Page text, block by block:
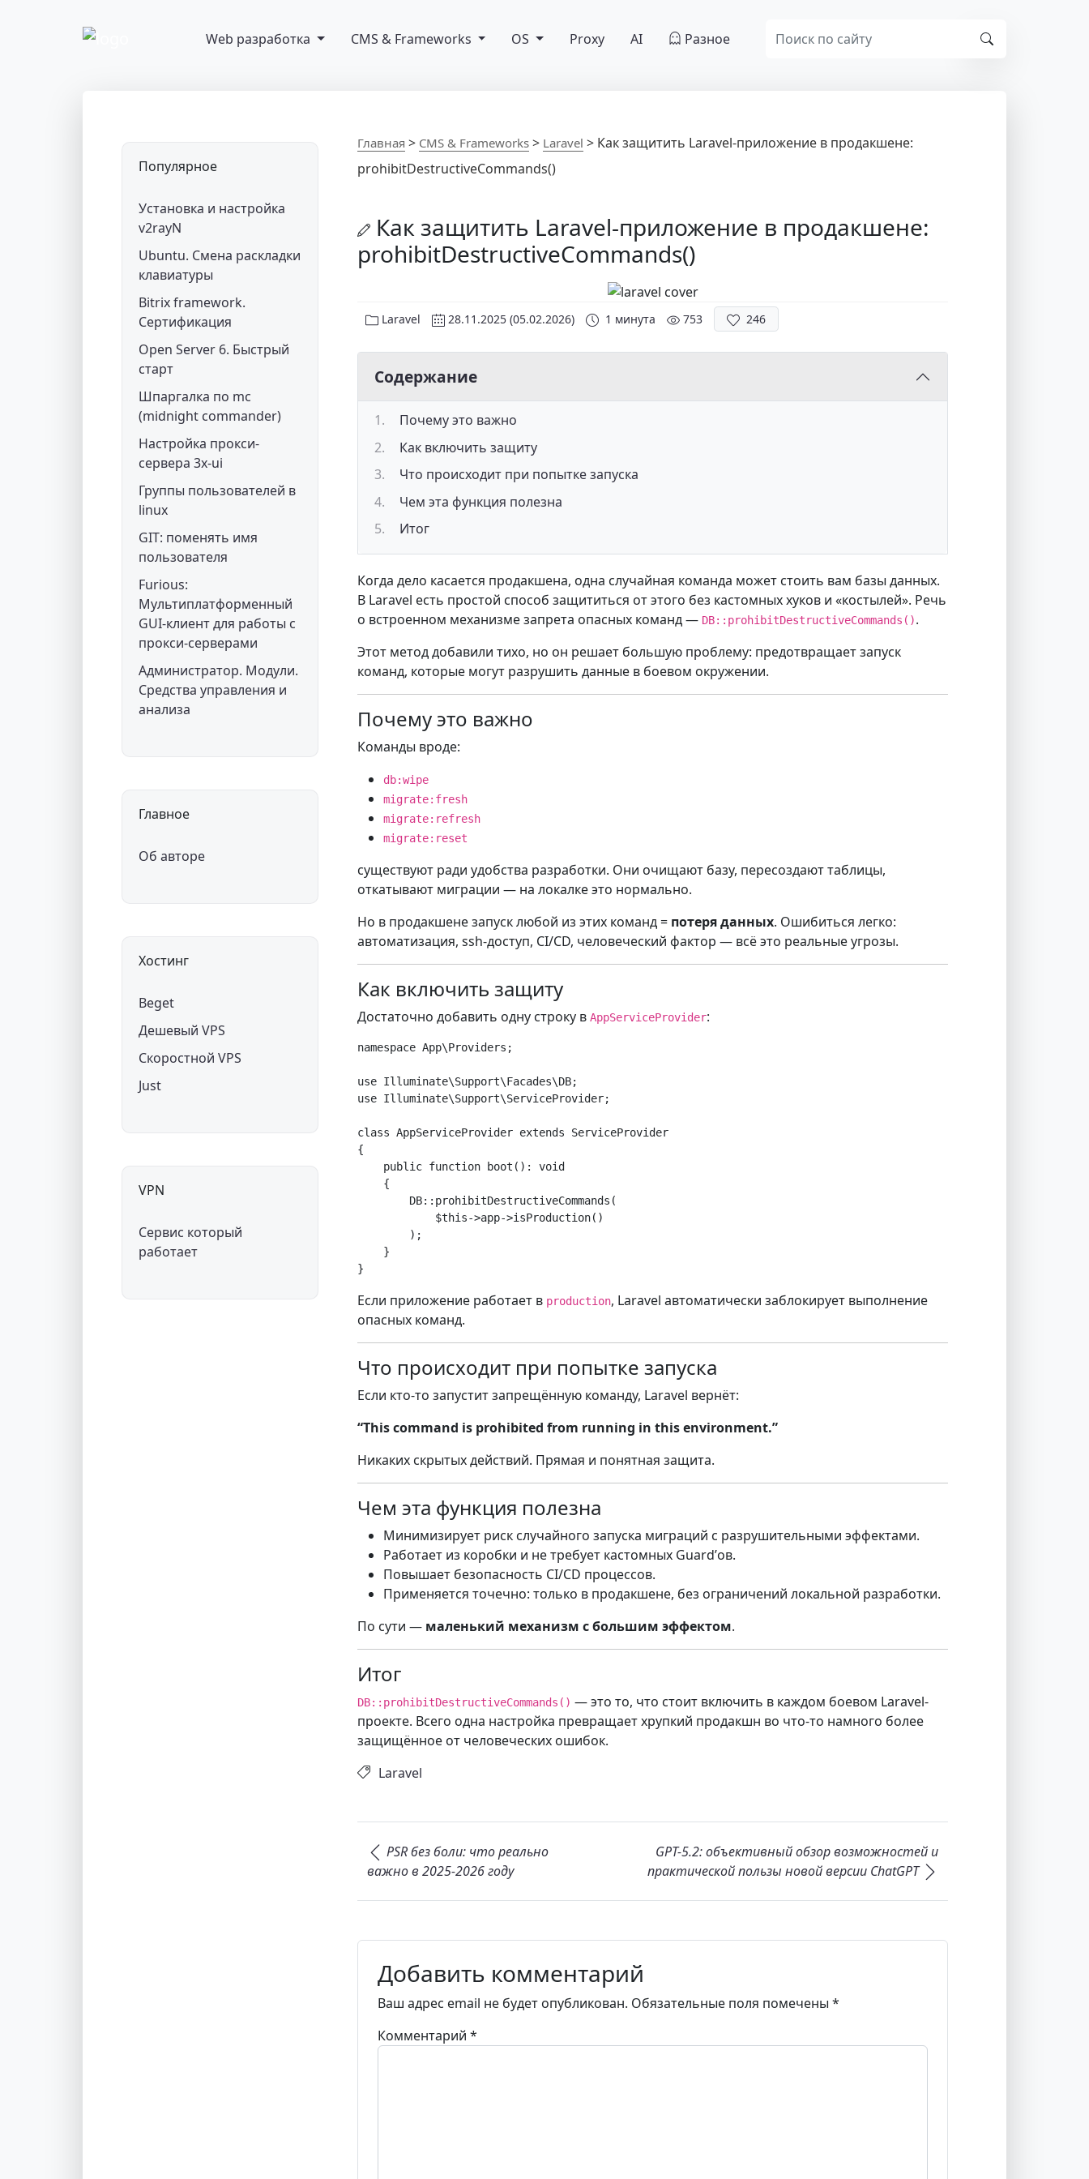
Web разработка CMS & Frameworks OS Proxy AI Разное
Популярное
Установка и настройка
v2rayN
Ubuntu. Смена раскладки
клавиатуры
Bitrix framework.
Сертификация
Open Server 6. Быстрый
старт
Шпаргалка по mc
(midnight commander)
Настройка прокси-
сервера 3x-ui
Группы пользователей в
linux
GIT: поменять имя
пользователя
Furious:
Мультиплатформенный
GUI-клиент для работы с
прокси-серверами
Администратор. Модули.
Средства управления и
анализа
Главное
Об авторе
Хостинг
Beget
Дешевый VPS
Скоростной VPS
Just
VPN
Сервис который
работает
Главная > CMS & Frameworks > Laravel > Как защитить Laravel-приложение в продакшене:
prohibitDestructiveCommands()
Как защитить Laravel-приложение в продакшене:
prohibitDestructiveCommands()
Laravel 28.11.2025 (05.02.2026) 1 минута 753 246
Содержание
Почему это важно
Как включить защиту
Что происходит при попытке запуска
Чем эта функция полезна
Итог
Когда дело касается продакшена, одна случайная команда может стоить вам базы данных.
В Laravel есть простой способ защититься от этого без кастомных хуков и «костылей». Речь
о встроенном механизме запрета опасных команд — DB::prohibitDestructiveCommands().
Этот метод добавили тихо, но он решает большую проблему: предотвращает запуск
команд, которые могут разрушить данные в боевом окружении.
Почему это важно
Команды вроде:
db:wipe
migrate:fresh
migrate:refresh
migrate:reset
существуют ради удобства разработки. Они очищают базу, пересоздают таблицы,
откатывают миграции — на локалке это нормально.
Но в продакшене запуск любой из этих команд = потеря данных. Ошибиться легко:
автоматизация, ssh-доступ, CI/CD, человеческий фактор — всё это реальные угрозы.
Как включить защиту
Достаточно добавить одну строку в AppServiceProvider:
namespace App\Providers;
use Illuminate\Support\Facades\DB;
use Illuminate\Support\ServiceProvider;
class AppServiceProvider extends ServiceProvider
{
    public function boot(): void
    {
        DB::prohibitDestructiveCommands(
            $this->app->isProduction()
        );
    }
Если приложение работает в production, Laravel автоматически заблокирует выполнение
опасных команд.
Что происходит при попытке запуска
Если кто-то запустит запрещённую команду, Laravel вернёт:
“This command is prohibited from running in this environment.”
Никаких скрытых действий. Прямая и понятная защита.
Чем эта функция полезна
Минимизирует риск случайного запуска миграций с разрушительными эффектами.
Работает из коробки и не требует кастомных Guard’ов.
Повышает безопасность CI/CD процессов.
Применяется точечно: только в продакшене, без ограничений локальной разработки.
По сути — маленький механизм с большим эффектом.
Итог
DB::prohibitDestructiveCommands() — это то, что стоит включить в каждом боевом Laravel-
проекте. Всего одна настройка превращает хрупкий продакшн во что-то намного более
защищённое от человеческих ошибок.
Laravel
Навигация по записям
PSR без боли: что реально
важно в 2025-2026 году
GPT-5.2: объективный обзор возможностей и
практической пользы новой версии ChatGPT
Добавить комментарий
Ваш адрес email не будет опубликован. Обязательные поля помечены *
Комментарий *